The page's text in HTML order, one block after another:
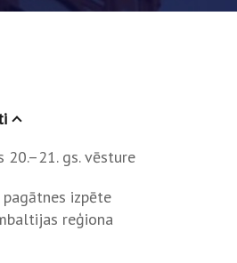
20.–21. gs. vēsture
pagātnes izpēte
reģiona